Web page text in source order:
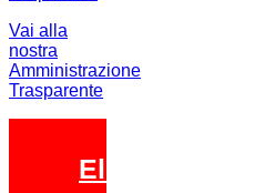
Vai alla
nostra
Amministrazione
Trasparente
Elezioni 2026